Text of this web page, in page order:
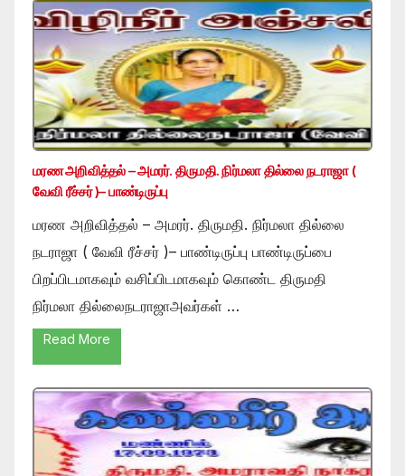
மரண அறிவித்தல் – அமரர். திருமதி. நிர்மலா தில்லை நடராஜா (
வேவி ரீச்சர் )– பாண்டிருப்பு
மரண அறிவித்தல் – அமரர். திருமதி. நிர்மலா தில்லை
நடராஜா ( வேவி ரீச்சர் )– பாண்டிருப்பு பாண்டிருப்பை
பிறப்பிடமாகவும் வசிப்பிடமாகவும் கொண்ட திருமதி
நிர்மலா தில்லைநடராஜாஅவர்கள் …
Read More